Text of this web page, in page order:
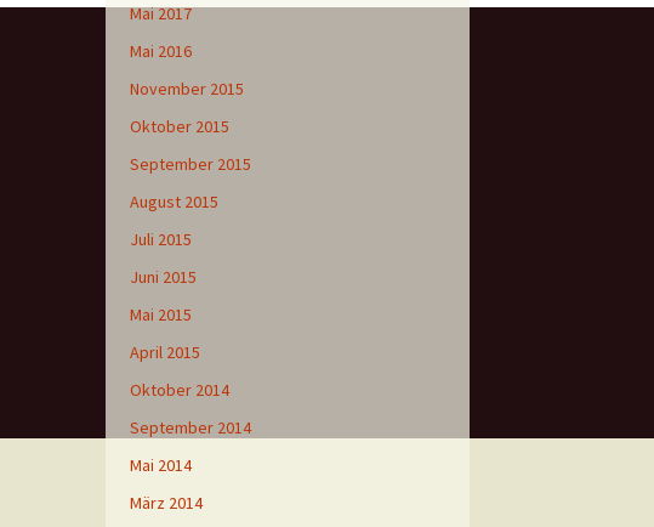
Mai 2017
Mai 2016
November 2015
Oktober 2015
September 2015
August 2015
Juli 2015
Juni 2015
Mai 2015
April 2015
Oktober 2014
September 2014
Mai 2014
März 2014